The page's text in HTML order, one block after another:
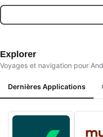
grande
Explorer
Voyages et navigation pour
Dernières Applications